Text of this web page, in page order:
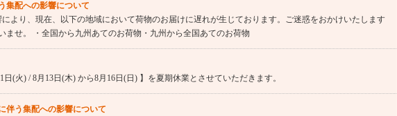
集配への影響について
より、現在、以下の地域において荷物のお届けに遅れが生じております。ご迷惑をおかけいたします
ませ。 ・全国から九州あてのお荷物・九州から全国あてのお荷物
(火) / 8月13日(木) から8月16日(日) 】を夏期休業とさせていただきます。
伴う集配への影響について